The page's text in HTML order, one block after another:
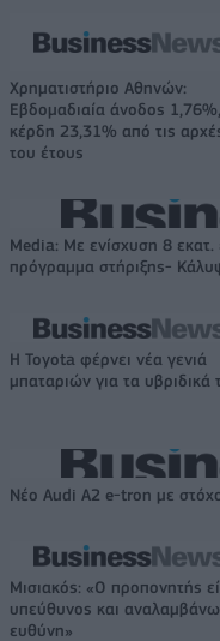
Χρηματιστήριο Αθηνών:
Εβδομαδιαία άνοδος 1,76%,
κέρδη 23,31% από τις
του έτους
Media: Με ενίσχυση 8 εκατ.
πρόγραμμα στήριξης-
Η Toyota φέρνει νέα γενιά
μπαταριών για τα υβριδικά
Νέο Audi A2 e-tron με
Μισιακός: «Ο προπονητής
υπεύθυνος και
ευθύνη»